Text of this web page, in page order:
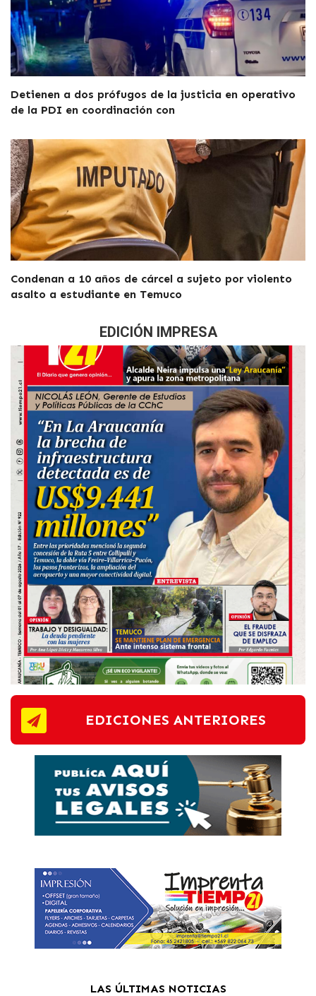
Detienen a dos prófugos de la justicia en operativo
de la PDI en coordinación con
Condenan a 10 años de cárcel a sujeto por violento
asalto a estudiante en Temuco
EDICIÓN IMPRESA
EDICIONES ANTERIORES
LAS ÚLTIMAS NOTICIAS